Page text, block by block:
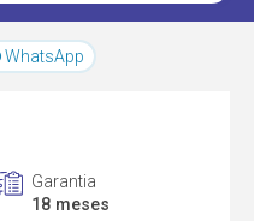
WhatsApp
Garantia
18 meses